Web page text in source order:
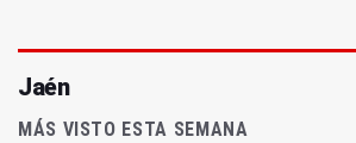
Jaén
MÁS VISTO ESTA SEMANA